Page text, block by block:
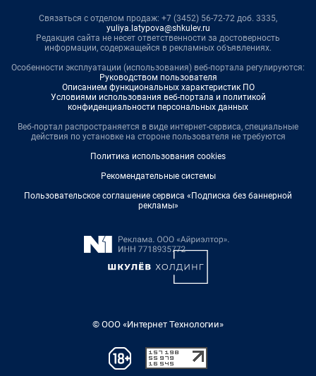
Связаться с отделом продаж: +7 (3452) 56-72-72 доб. 3335,
yuliya.latypova@shkulev.ru
Редакция сайта не несет ответственности за достоверность
информации, содержащейся в рекламных объявлениях.
Особенности эксплуатации (использования) веб-портала регулируются:
Руководством пользователя
Описанием функциональных характеристик ПО
Условиями использования веб-портала и политикой
конфиденциальности персональных данных
Веб-портал распространяется в виде интернет-сервиса, специальные
действия по установке на стороне пользователя не требуются
Политика использования cookies
Рекомендательные системы
Пользовательское соглашение сервиса «Подписка без баннерной
рекламы»
© ООО «Интернет Технологии»